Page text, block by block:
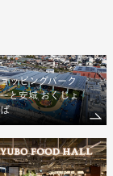
ッピングパーク
と安城 おくじょ